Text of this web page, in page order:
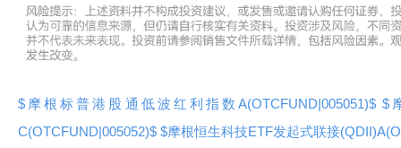
$摩根标普港股通低波红利指数A(OTCFUND|005051)$$
C(OTCFUND|005052)$ $摩根恒生科技ETF发起式联接